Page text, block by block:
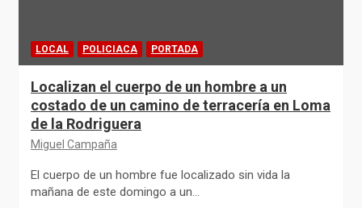
LOCAL POLICIACA PORTADA
Localizan el cuerpo de un hombre a un
costado de un camino de terracería en Loma
de la Rodriguera
Miguel Campaña
El cuerpo de un hombre fue localizado sin vida la
mañana de este domingo a un…